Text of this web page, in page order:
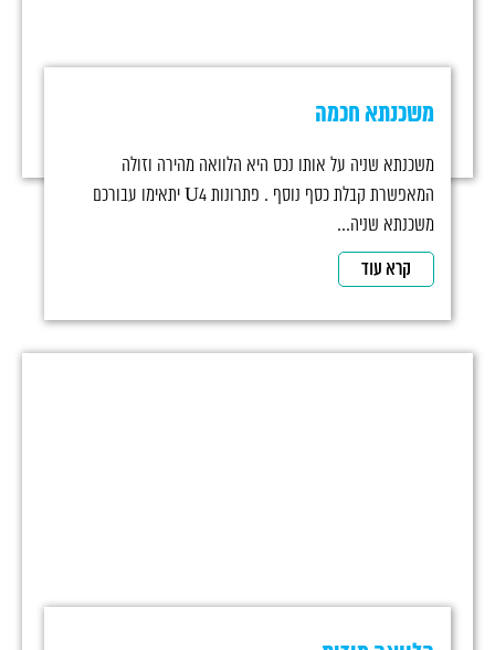
משכנתא חכמה
משכנתא שניה על אותו נכס היא הלוואה מהירה וזולה
המאפשרת קבלת כסף נוסף . פתרונות U4 יתאימו עבורכם
משכנתא שניה...
קרא עוד